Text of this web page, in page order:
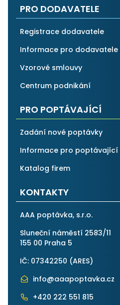
PRO DODAVATELE
Registrace dodavatele
Informace pro dodavatele
Vzorové smlouvy
Centrum podnikání
PRO POPTÁVAJÍCÍ
Zadání nové poptávky
Informace pro poptávající
Katalog firem
KONTAKTY
AAA poptávka, s.r.o.
Sluneční náměstí 2583/11
155 00 Praha 5
IČ: 07342250 (ARES)
info@aaapoptavka.cz
+420 222 551 815